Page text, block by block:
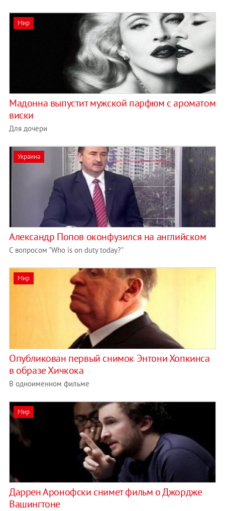
Мир
Мадонна выпустит мужской парфюм с ароматом
виски
Для дочери
Украина
Александр Попов оконфузился на английском
С вопросом "Who is on duty today?"
Мир
Опубликован первый снимок Энтони Хопкинса
в образе Хичкока
В одноименном фильме
Мир
Даррен Аронофски снимет фильм о Джордже
Вашингтоне